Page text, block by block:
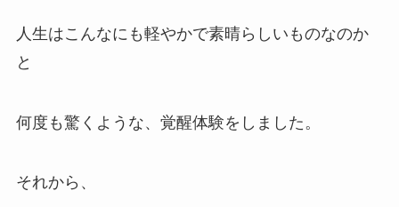
人生はこんなにも軽やかで素晴らしいものなのか
と
何度も驚くような、覚醒体験をしました。
それから、